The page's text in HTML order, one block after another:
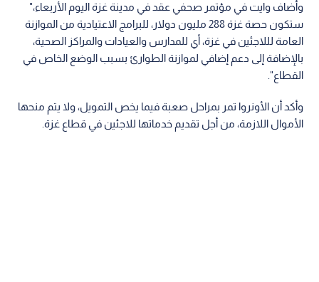
وأضاف وايت في مؤتمر صحفي عقد في مدينة غزة اليوم الأربعاء،"
ستكون حصة غزة 288 مليون دولار، للبرامج الاعتيادية من الموازنة
العامة لللاجئين في غزة، أي للمدارس والعيادات والمراكز الصحية،
بالإضافة إلى دعم إضافي لموازنة الطوارئ بسبب الوضع الخاص في
القطاع".
وأكد أن الأونروا تمر بمراحل صعبة فيما يخص التمويل، ولا يتم منحها
الأموال اللازمة، من أجل تقديم خدماتها للاجئين في قطاع غزة.